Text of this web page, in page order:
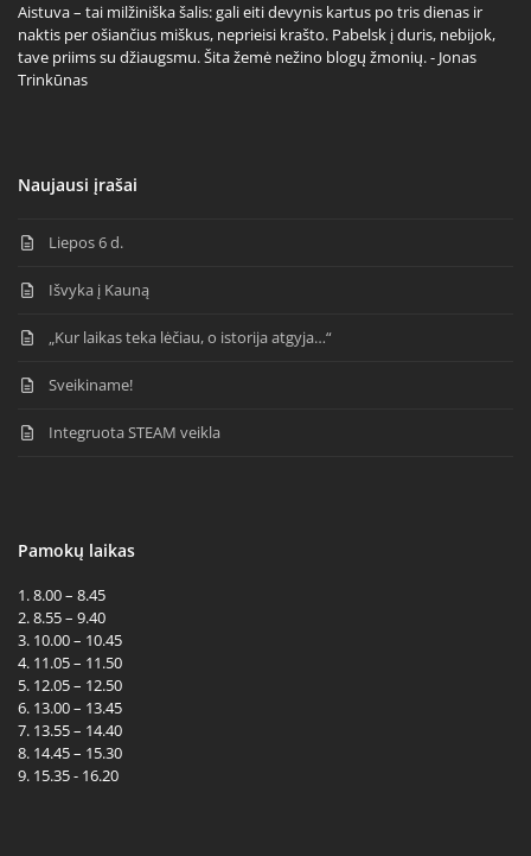
Aistuva – tai milžiniška šalis: gali eiti devynis kartus po tris dienas ir
naktis per ošiančius miškus, neprieisi krašto. Pabelsk į duris, nebijok,
tave priims su džiaugsmu. Šita žemė nežino blogų žmonių. - Jonas
Trinkūnas
Naujausi įrašai
Liepos 6 d.
Išvyka į Kauną
„Kur laikas teka lėčiau, o istorija atgyja…“
Sveikiname!
Integruota STEAM veikla
Pamokų laikas
1. 8.00 – 8.45
2. 8.55 – 9.40
3. 10.00 – 10.45
4. 11.05 – 11.50
5. 12.05 – 12.50
6. 13.00 – 13.45
7. 13.55 – 14.40
8. 14.45 – 15.30
9. 15.35 - 16.20